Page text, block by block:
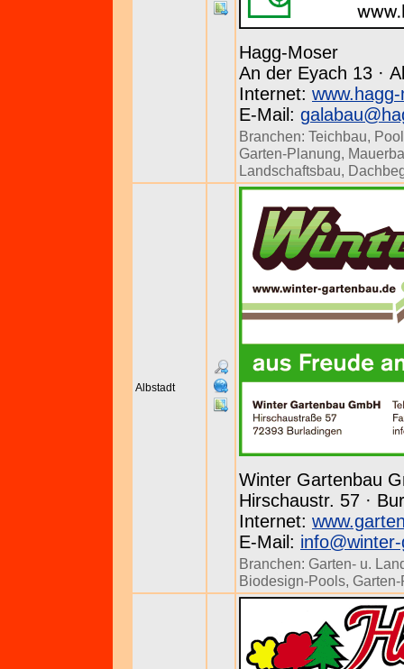
Hagg-Moser
An der Eyach 13 ·
Internet:
E-Mail:
Branchen: Teichbau,
Garten-Planung,
Landschaftsbau,
Albstadt
Winter Gartenbau
Hirschaustr. 57 ·
Internet:
E-Mail:
Branchen: Garten- u.
Biodesign-Pools,